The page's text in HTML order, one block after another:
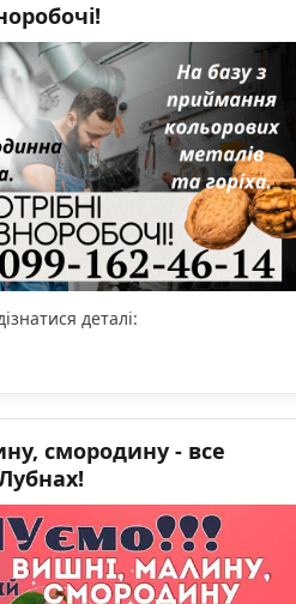
деталі:
смородину - все